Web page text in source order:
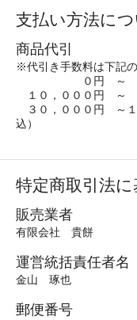
支払い方法に
商品代引
※代引き手数料は下記
０円 ～ １０，０
１０，０００円 ～
３０，０００円 ～１
込）
特定商取引法
販売業者
有限会社 貴餅
運営統括責任者名
金山 琢也
郵便番号